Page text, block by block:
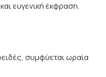
ευγενική έκφραση.
συμφύεται ωραία